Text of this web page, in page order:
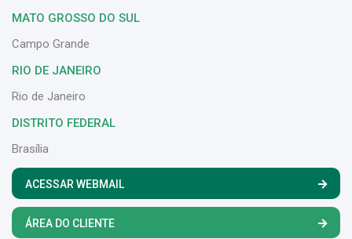
MATO GROSSO DO SUL
Campo Grande
RIO DE JANEIRO
Rio de Janeiro
DISTRITO FEDERAL
Brasília
ACESSAR WEBMAIL
ÁREA DO CLIENTE